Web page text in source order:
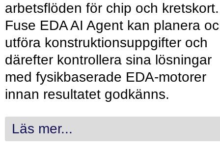
arbetsflöden för chip och kretskort.
Fuse EDA AI Agent kan planera
utföra konstruktionsuppgifter och
därefter kontrollera sina lösningar
med fysikbaserade EDA-motorer
innan resultatet godkänns.
Läs mer...